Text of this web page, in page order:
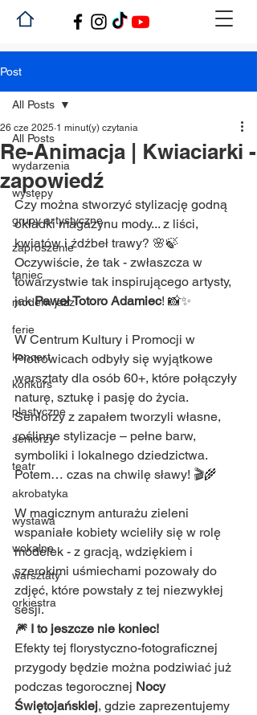
Post
All Posts
wydarzenia
występy
grupy artystyczne
zaproszenie
taniec
modern jazz
ferie
koncert
konkurs
plastyczne
seniorzy
teatr
akrobatyka
wystawa
wokalne
warsztaty
orkiestra
All Posts
Re-Animacja | Kwiaciarki -
zapowiedź
26 cze 2025 1 minut(y) czytania
Czy można stworzyć stylizację godną
okładki magazynu mody... z liści,
kwiatów i źdźbeł trawy? 🌸🍃
Oczywiście, że tak - zwłaszcza w
towarzystwie tak inspirującego artysty,
jak Paweł Totoro Adamiec! 📸✨
W Centrum Kultury i Promocji w
Piotrowicach odbyły się wyjątkowe
warsztaty dla osób 60+, które połączyły
naturę, sztukę i pasję do życia.
Seniorzy z zapałem tworzyli własne,
roślinne stylizacje – pełne barw,
symboliki i lokalnego dziedzictwa.
Potem… czas na chwilę sławy! 🎬🌾
W magicznym anturażu zieleni
wspaniałe kobiety wcieliły się w rolę
modelek - z gracją, wdziękiem i
szerokimi uśmiechami pozowały do
zdjęć, które powstały z tej niezwykłej
sesji.
🎆 I to jeszcze nie koniec!
Efekty tej florystyczno-fotograficznej
przygody będzie można podziwiać już
podczas tegorocznej Nocy
Świętojańskiej, gdzie zaprezentujemy